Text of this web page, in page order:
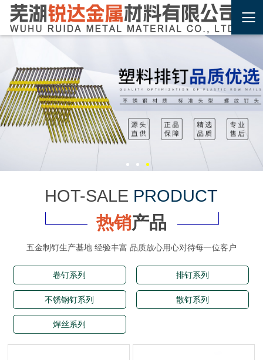
HOT-SALE PRODUCT
热销产品
五金制钉生产基地 经验丰富 品质放心用心对待每一位客户
卷钉系列 排钉系列
不锈钢钉系列 散钉系列
焊丝系列